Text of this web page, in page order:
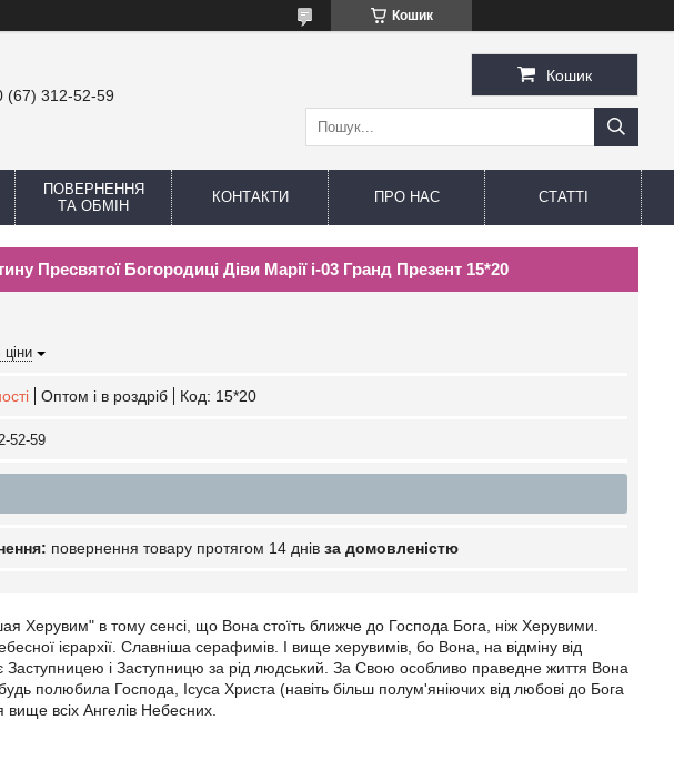
Кошик
(67) 312-52-59
Кошик
ПОВЕРНЕННЯ
ТА ОБМІН
КОНТАКТИ ПРО НАС СТАТТІ
Пресвятої Богородиці Діви Марії і-03 Гранд Презент 15*20
ціни
Оптом і в роздріб Код: 15*20
52-59
повернення товару протягом 14 днів за домовленістю
Херувим" в тому сенсі, що Вона стоїть ближче до Господа Бога, ніж Херувими.
ієрархії. Славніша серафимів. І вище херувимів, бо Вона, на відміну від
Заступницею і Заступницю за рід людський. За Свою особливо праведне життя Вона
полюбила Господа, Ісуса Христа (навіть більш полум'яніючих від любові до Бога
всіх Ангелів Небесних.